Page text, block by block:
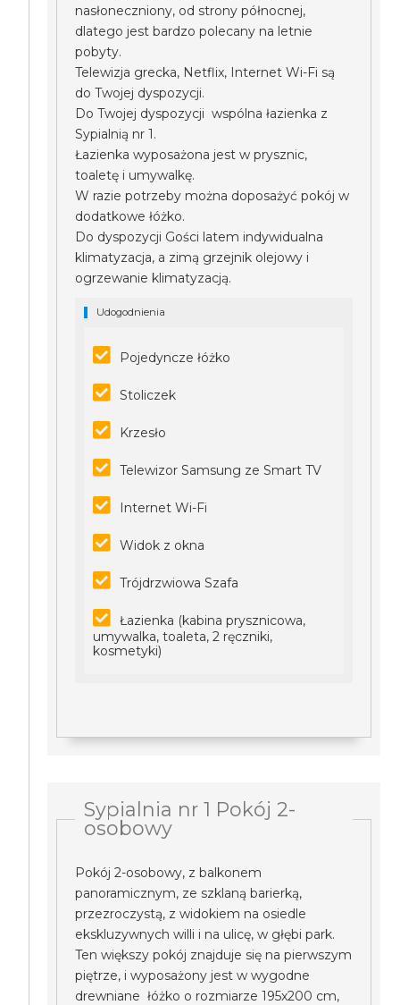
nasłoneczniony, od strony północnej,
dlatego jest bardzo polecany na letnie
pobyty.
Telewizja grecka, Netflix, Internet Wi-Fi są
do Twojej dyspozycji.
Do Twojej dyspozycji wspólna łazienka z
Sypialnią nr 1.
Łazienka wyposażona jest w prysznic,
toaletę i umywalkę.
W razie potrzeby można doposażyć pokój w
dodatkowe łóżko.
Do dyspozycji Gości latem indywidualna
klimatyzacja, a zimą grzejnik olejowy i
ogrzewanie klimatyzacją.
Udogodnienia
Pojedyncze łóżko
Stoliczek
Krzesło
Telewizor Samsung ze Smart TV
Internet Wi-Fi
Widok z okna
Trójdrzwiowa Szafa
Łazienka (kabina prysznicowa,
umywalka, toaleta, 2 ręczniki,
kosmetyki)
Sypialnia nr 1 Pokój 2-
osobowy
Pokój 2-osobowy, z balkonem
panoramicznym, ze szklaną barierką,
przezroczystą, z widokiem na osiedle
ekskluzywnych willi i na ulicę, w głębi park.
Ten większy pokój znajduje się na pierwszym
piętrze, i wyposażony jest w wygodne
drewniane łóżko o rozmiarze 195x200 cm,